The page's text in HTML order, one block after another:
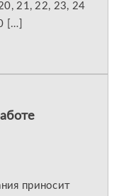
21, 22, 23, 24
[…]
приносит